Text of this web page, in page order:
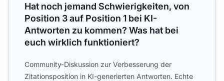
Hat noch jemand Schwierigkeiten, von
Position 3 auf Position 1 bei KI-
Antworten zu kommen? Was hat bei
euch wirklich funktioniert?
Community-Diskussion zur Verbesserung der
Zitationsposition in KI-generierten Antworten. Echte